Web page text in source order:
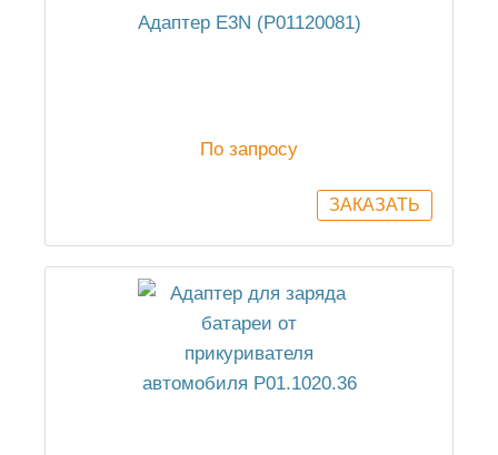
Адаптер E3N (P01120081)
По запросу